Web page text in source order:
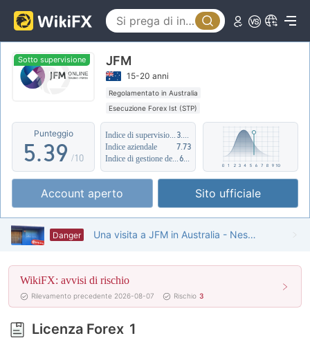
Sotto supervisione JFM
15-20 anni
Regolamentato in Australia
Esecuzione Forex Ist (STP)
Ambito dell' attività sospetto
Alto rischio potenziale
Punteggio
0
1
2
3
4
5
6
7
8
9
.
0
2
3
4
5
6
7
8
9
4
5
6
8
9 /10
Indice aziendale
7.73
Account aperto Sito ufficiale
Danger Una visita a JFM in Australia - Nessun ufficio trovato
WikiFX: avvisi di rischio
Rilevamento precedente 2026-08-07 Rischio 3
Licenza Forex 1